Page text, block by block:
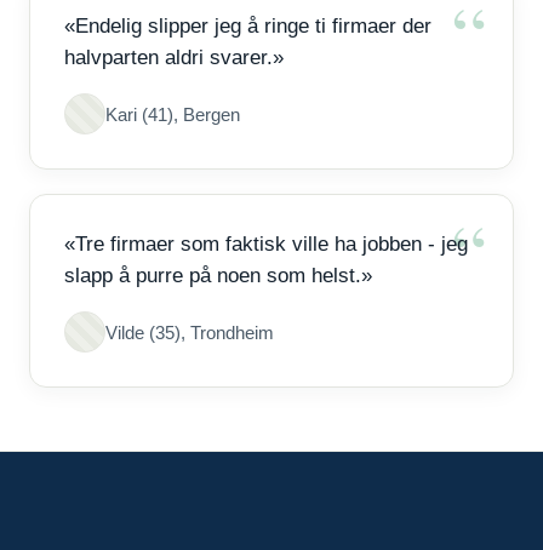
«Endelig slipper jeg å ringe ti firmaer der
halvparten aldri svarer.»
Kari (41), Bergen
«Tre firmaer som faktisk ville ha jobben - jeg
slapp å purre på noen som helst.»
Vilde (35), Trondheim